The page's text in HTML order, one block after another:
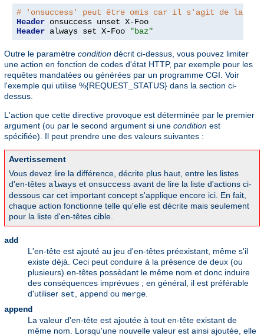
# 'onsuccess' peut être omis car il s'agit de la
Header
Header always set X-Foo "baz"
Outre le paramètre condition décrit ci-dessus, vous pouvez limiter
une action en fonction de codes d'état HTTP, par exemple pour les
requêtes mandatées ou générées par un programme CGI. Voir
l'exemple qui utilise %{REQUEST_STATUS} dans la section ci-
dessus.
L'action que cette directive provoque est déterminée par le premier
argument (ou par le second argument si une condition est
spécifiée). Il peut prendre une des valeurs suivantes :
Avertissement
Vous devez lire la différence, décrite plus haut, entre les listes
d'en-têtes always et onsuccess avant de lire la liste d'actions ci-
dessous car cet important concept s'applique encore ici. En fait,
chaque action fonctionne telle qu'elle est décrite mais seulement
pour la liste d'en-têtes cible.
add
L'en-tête est ajouté au jeu d'en-têtes préexistant, même s'il
existe déjà. Ceci peut conduire à la présence de deux (ou
plusieurs) en-têtes possèdant le même nom et donc induire
des conséquences imprévues ; en général, il est préférable
d'utiliser set append ou merge
append
La valeur d'en-tête est ajoutée à tout en-tête existant de
même nom. Lorsqu'une nouvelle valeur est ainsi ajoutée, elle